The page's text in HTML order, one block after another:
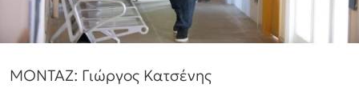
ΜΟΝΤΑΖ: Γιώργος Κατσένης